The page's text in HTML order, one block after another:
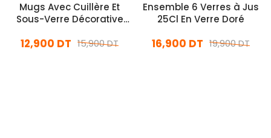
Mugs Avec Cuillère Et
Sous-Verre Décorative
15,900 DT
12,900 DT
Ensemble 6 Verres à Jus
25Cl En Verre Doré
19,900 DT
16,900 DT